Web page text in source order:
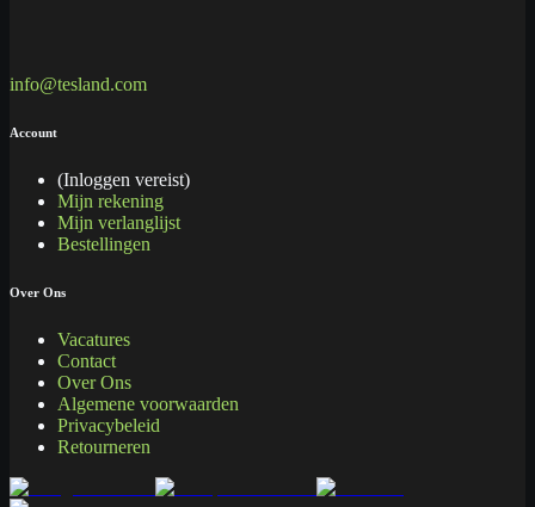
info@tesland.com
Account
(Inloggen vereist)
Mijn rekening
Mijn verlanglijst
Bestellingen
Over Ons
Vacatures
Contact
Over Ons
Algemene voorwaarden
Privacybeleid
Retourneren